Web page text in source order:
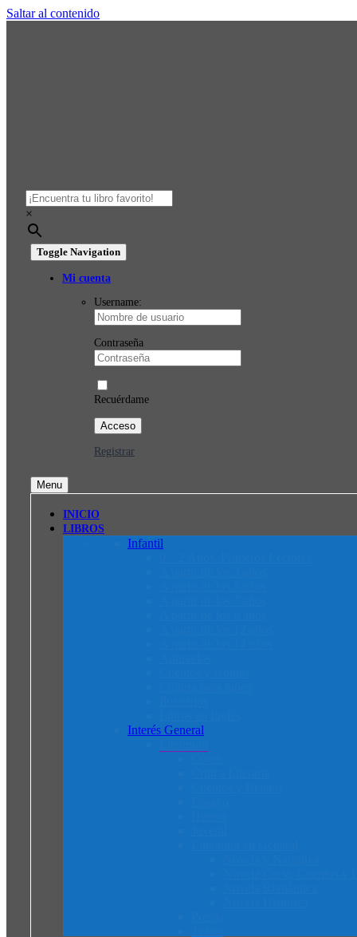
Saltar al contenido
×
Toggle Navigation
Mi cuenta
Username:
Contraseña
Recuérdame
Registrar
Menu
INICIO
LIBROS
Infantil
Interés General